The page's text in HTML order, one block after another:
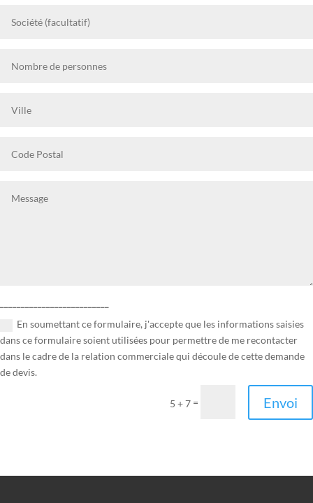
En soumettant ce formulaire, j'accepte que les informations saisies
dans ce formulaire soient utilisées pour permettre de me recontacter
dans le cadre de la relation commerciale qui découle de cette demande
de devis.
5 + 7 = Envoi